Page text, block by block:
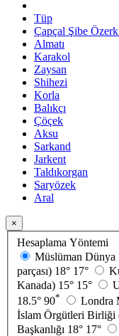
Tüp
Çapçal Şibe
Almatı
Karakol
Zaysan
Shihezi
Korla
Balıkçı
Çöçek
Aksu
Sarkand
Jarkent
Taldıkorgan
Saryözek
Aral
×
Hesaplama Yöntemi
Müslüman
parçası) 18° 17°
Kanada) 15° 15°
18.5° 90* Londra
İslam Örgütleri Birliği
Başkanlığı 18° 17°